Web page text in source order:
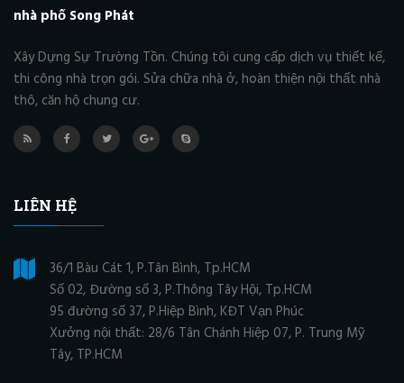
nhà phố Song Phát
Xây Dựng Sự Trường Tồn. Chúng tôi cung cấp dịch vụ thiết kế,
thi công nhà trọn gói. Sửa chữa nhà ở, hoàn thiện nội thất nhà
thô, căn hộ chung cư.
LIÊN HỆ
36/1 Bàu Cát 1, P.Tân Bình, Tp.HCM
Số 02, Đường số 3, P.Thông Tây Hội, Tp.HCM
95 đường số 37, P.Hiệp Bình, KĐT Vạn Phúc
Xưởng nội thất: 28/6 Tân Chánh Hiệp 07, P. Trung Mỹ
Tây, TP.HCM